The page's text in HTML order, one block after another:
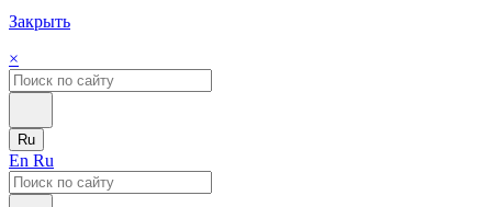
Закрыть
×
Ru
En Ru